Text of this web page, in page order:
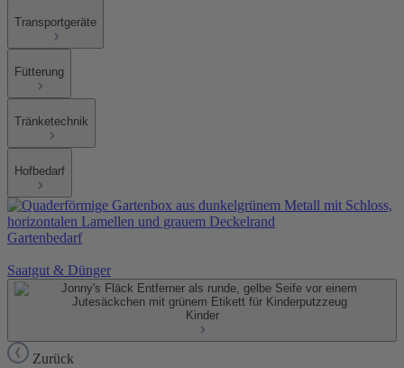
Transportgeräte
Fütterung
Tränketechnik
Hofbedarf
Gartenbedarf
Saatgut & Dünger
Kinder
Zurück